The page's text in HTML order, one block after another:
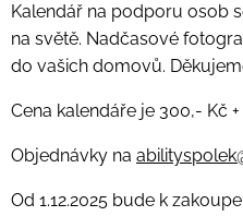
Kalendář na podporu osob
na světě. Nadčasové
do vašich domovů.
Cena kalendáře je 300,- Kč
Objednávky na
Od 1.12.2025 bude k